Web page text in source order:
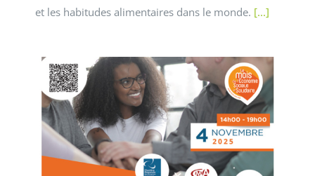
et les habitudes alimentaires dans le monde. [...]